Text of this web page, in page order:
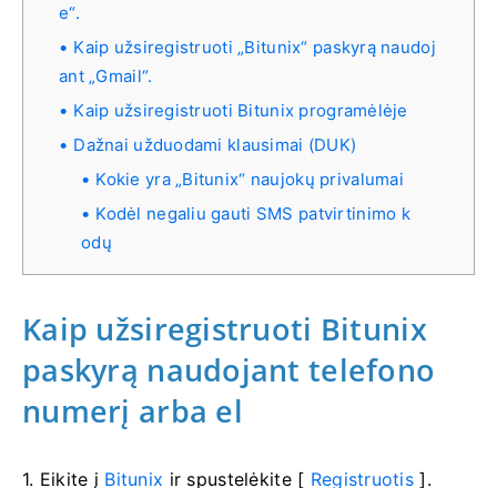
e“.
Kaip užsiregistruoti „Bitunix“ paskyrą naudoj
ant „Gmail“.
Kaip užsiregistruoti Bitunix programėlėje
Dažnai užduodami klausimai (DUK)
Kokie yra „Bitunix“ naujokų privalumai
Kodėl negaliu gauti SMS patvirtinimo k
odų
Kaip užsiregistruoti Bitunix
paskyrą naudojant telefono
numerį arba el
1. Eikite į Bitunix ir spustelėkite [ Registruotis ].